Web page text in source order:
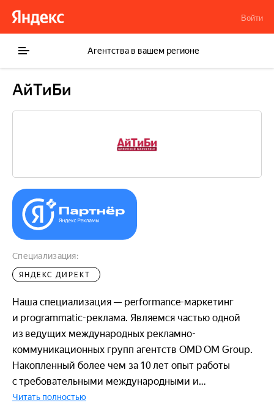
Войти
Агентства в вашем регионе
АйТиБи
Специализация:
ЯНДЕКС ДИРЕКТ
Наша специализация — performance-маркетинг
и programmatic-реклама. Являемся частью одной
из ведущих международных рекламно-
коммуникационных групп агентств OMD OM Group.
Накопленный более чем за 10 лет опыт работы
с требовательными международными и…
Читать полностью